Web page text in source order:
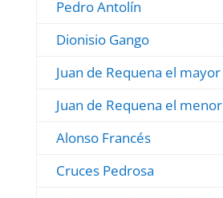
Pedro Antolín
Dionisio Gango
Juan de Requena el mayor
Juan de Requena el menor
Alonso Francés
Cruces Pedrosa